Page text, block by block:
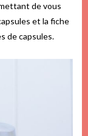
de vous
et la fiche
de capsules.